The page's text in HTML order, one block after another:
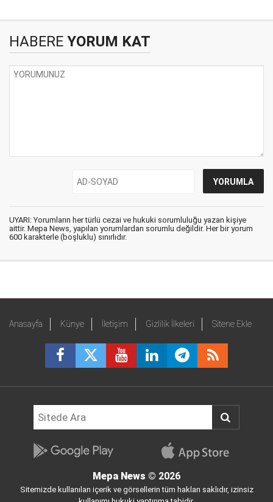
HABERE YORUM KAT
UYARI: Yorumların her türlü cezai ve hukuki sorumluluğu yazan kişiye
aittir. Mepa News, yapılan yorumlardan sorumlu değildir. Her bir yorum
600 karakterle (boşluklu) sınırlıdır.
Anasayfa Künye İletişim Gizlilik İlkeleri Sitene Ekle
Mepa News © 2026
Sitemizde kullanılan içerik ve görsellerin tüm hakları saklıdır, izinsiz